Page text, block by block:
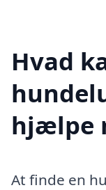
Hvad
hjælpe
At finde en